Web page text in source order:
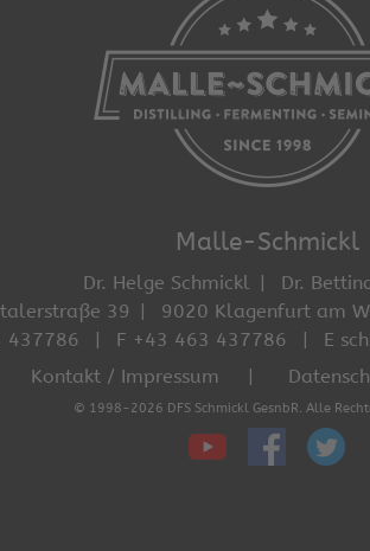
Malle-Schmickl
Dr. Helge Schmickl
Dr.
39
9020 Klagenfurt am
437786
F +43 463 437786
E
Kontakt / Impressum
© 1998-2026 DFS Schmickl GesnbR. Alle